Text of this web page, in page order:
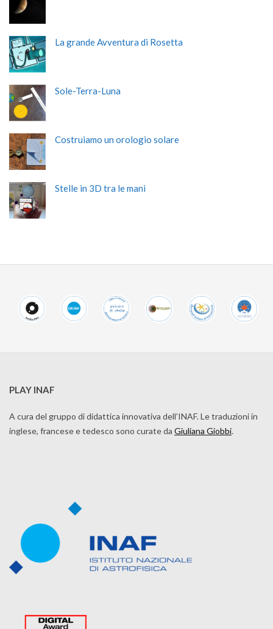
La grande Avventura di Rosetta
Sole-Terra-Luna
Costruiamo un orologio solare
Stelle in 3D tra le mani
PLAY INAF
A cura del gruppo di didattica innovativa dell’INAF. Le traduzioni in
inglese, francese e tedesco sono curate da Giuliana Giobbi.